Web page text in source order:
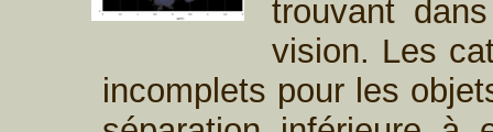
trouvant
vision. Les
incomplets pour les